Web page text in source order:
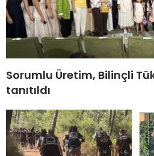
Sorumlu Üretim, Bilinçli
tanıtıldı